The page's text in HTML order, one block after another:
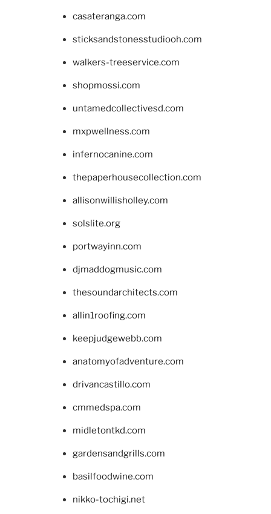
casateranga.com
sticksandstonesstudiooh.com
walkers-treeservice.com
shopmossi.com
untamedcollectivesd.com
mxpwellness.com
infernocanine.com
thepaperhousecollection.com
allisonwillisholley.com
solslite.org
portwayinn.com
djmaddogmusic.com
thesoundarchitects.com
allin1roofing.com
keepjudgewebb.com
anatomyofadventure.com
drivancastillo.com
cmmedspa.com
midletontkd.com
gardensandgrills.com
basilfoodwine.com
nikko-tochigi.net